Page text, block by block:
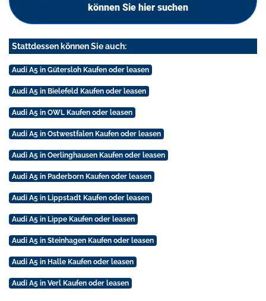
können Sie hier suchen
Stattdessen können Sie auch:
Audi A5 in Gütersloh Kaufen oder leasen
Audi A5 in Bielefeld Kaufen oder leasen
Audi A5 in OWL Kaufen oder leasen
Audi A5 in Ostwestfalen Kaufen oder leasen
Audi A5 in Oerlinghausen Kaufen oder leasen
Audi A5 in Paderborn Kaufen oder leasen
Audi A5 in Lippstadt Kaufen oder leasen
Audi A5 in Lippe Kaufen oder leasen
Audi A5 in Steinhagen Kaufen oder leasen
Audi A5 in Halle Kaufen oder leasen
Audi A5 in Verl Kaufen oder leasen